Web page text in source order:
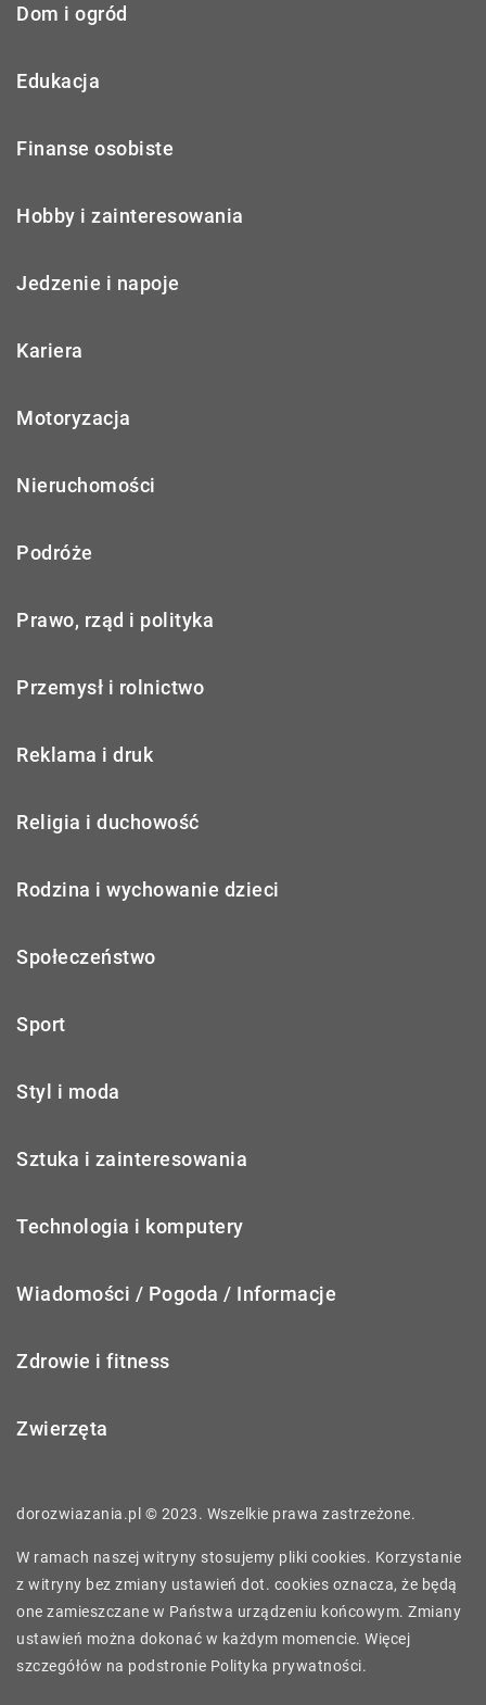
Dom i ogród
Edukacja
Finanse osobiste
Hobby i zainteresowania
Jedzenie i napoje
Kariera
Motoryzacja
Nieruchomości
Podróże
Prawo, rząd i polityka
Przemysł i rolnictwo
Reklama i druk
Religia i duchowość
Rodzina i wychowanie dzieci
Społeczeństwo
Sport
Styl i moda
Sztuka i zainteresowania
Technologia i komputery
Wiadomości / Pogoda / Informacje
Zdrowie i fitness
Zwierzęta
dorozwiazania.pl © 2023. Wszelkie prawa zastrzeżone.
W ramach naszej witryny stosujemy pliki cookies. Korzystanie
z witryny bez zmiany ustawień dot. cookies oznacza, że będą
one zamieszczane w Państwa urządzeniu końcowym. Zmiany
ustawień można dokonać w każdym momencie. Więcej
szczegółów na podstronie Polityka prywatności.